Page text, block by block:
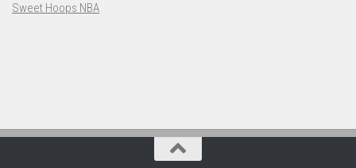
Sweet Hoops NBA